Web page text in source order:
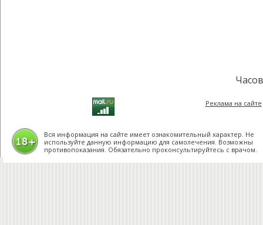
Реклама на сайте
Вся информация на сайте имеет ознакомительный характер. Не
используйте данную информацию для самолечения. Возможны
противопоказания. Обязательно проконсультируйтесь с врачом.